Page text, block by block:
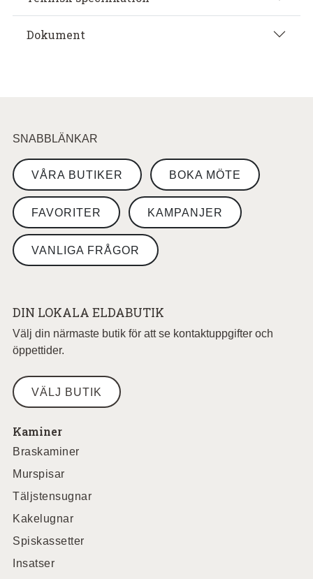
Dokument
SNABBLÄNKAR
VÅRA BUTIKER BOKA MÖTE
FAVORITER KAMPANJER
VANLIGA FRÅGOR
DIN LOKALA ELDABUTIK
Välj din närmaste butik för att se kontaktuppgifter och
öppettider.
VÄLJ BUTIK
Kaminer
Braskaminer
Murspisar
Täljstensugnar
Kakelugnar
Spiskassetter
Insatser